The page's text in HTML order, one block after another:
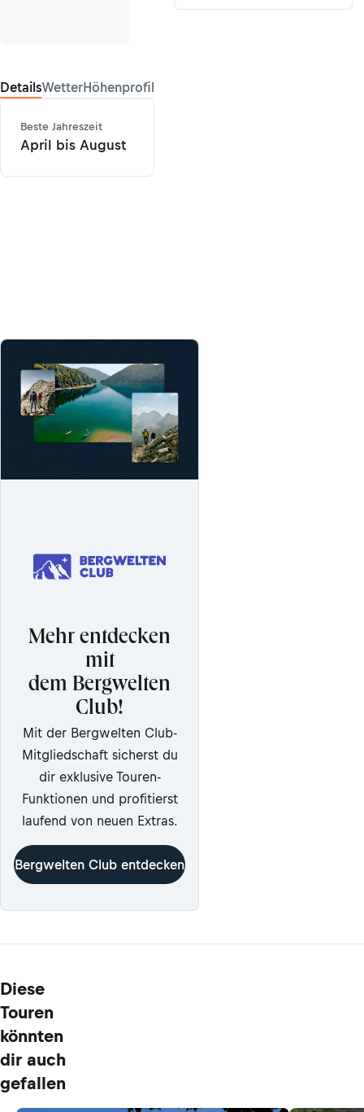
DetailsWetterHöhenprofil
Beste Jahreszeit
April bis August
Mehr entdecken
mit
dem Bergwelten
Club!
Mit der Bergwelten Club-
Mitgliedschaft sicherst du
dir exklusive Touren-
Funktionen und profitierst
laufend von neuen Extras.
Bergwelten Club entdecken
Diese
Touren
könnten
dir auch
gefallen